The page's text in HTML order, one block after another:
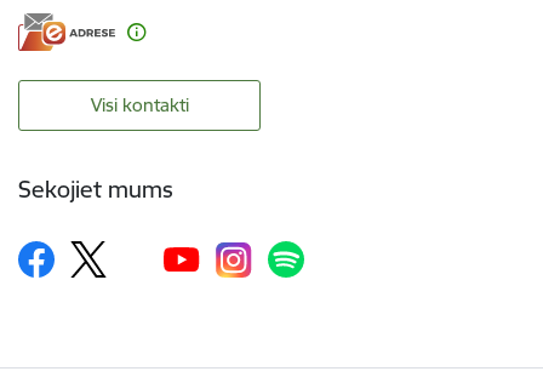
Visi kontakti
Sekojiet mums